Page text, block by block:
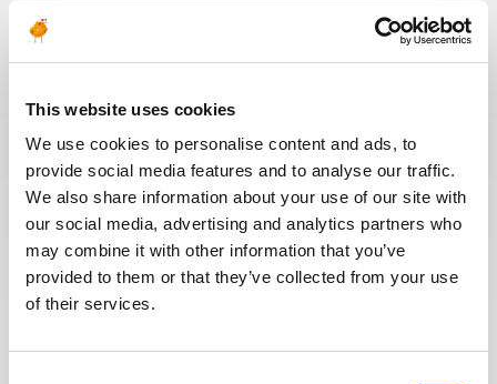
This website uses cookies
We use cookies to personalise content and ads, to
provide social media features and to analyse our traffic.
We also share information about your use of our site with
our social media, advertising and analytics partners who
may combine it with other information that you’ve
provided to them or that they’ve collected from your use
of their services.
Ces dernières années, nous avons
investi dans la digitalisation de
notre processus de recrutement
dédier plus de temps aux
échanges qualitatifs avec les
candidats sélectionnés. Nous
avons également repensé notre
page Offres de mission sur le site
web pour faciliter la recherche de
missions et les candidatures.
Toute l'équipe Recrutement a à
expérience possible à nos